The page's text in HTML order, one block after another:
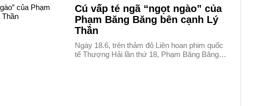
Cú vấp té ngã “ngọt ngào” của
Phạm Băng Băng bên cạnh Lý
Thần
Ngày 18.6, trên thảm đỏ Liên hoan phim quốc
tế Thượng Hải lần thứ 18, Phạm Băng Băng…